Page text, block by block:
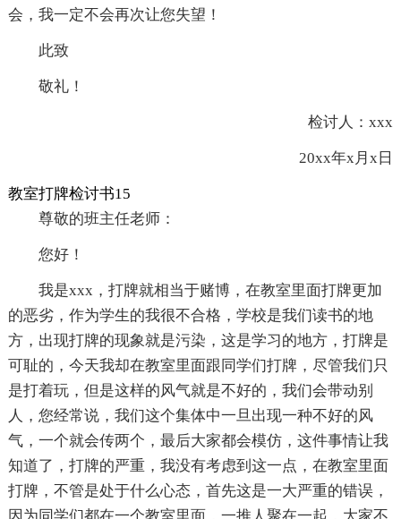
会，我一定不会再次让您失望！
此致
敬礼！
检讨人：xxx
20xx年x月x日
教室打牌检讨书15
尊敬的班主任老师：
您好！
我是xxx，打牌就相当于赌博，在教室里面打牌更加
的恶劣，作为学生的我很不合格，学校是我们读书的地
方，出现打牌的现象就是污染，这是学习的地方，打牌是
可耻的，今天我却在教室里面跟同学们打牌，尽管我们只
是打着玩，但是这样的风气就是不好的，我们会带动别
人，您经常说，我们这个集体中一旦出现一种不好的风
气，一个就会传两个，最后大家都会模仿，这件事情让我
知道了，打牌的严重，我没有考虑到这一点，在教室里面
打牌，不管是处于什么心态，首先这是一大严重的错误，